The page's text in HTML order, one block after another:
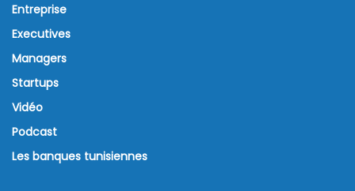
Entreprise
Executives
Managers
Startups
Vidéo
Podcast
Les banques tunisiennes